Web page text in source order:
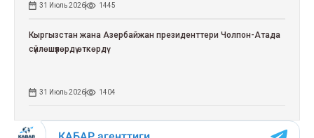
31 Июль 2026 1445
Кыргызстан жана Азербайжан президенттери Чолпон-Атада
сүйлөшүүлөрдү өткөрдү
31 Июль 2026 1404